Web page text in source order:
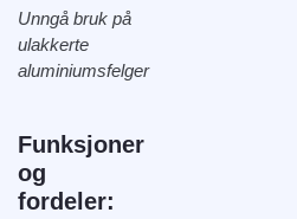
Unngå bruk på
ulakkerte
aluminiumsfelger
Funksjoner
og
fordeler: